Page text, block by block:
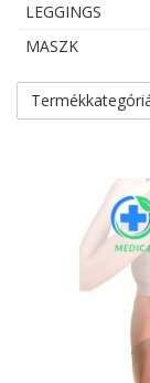
LEGGINGS
MASZK